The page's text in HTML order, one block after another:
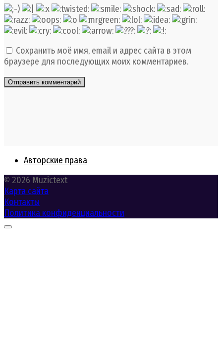
Сохранить моё имя, email и адрес сайта в этом
браузере для последующих моих комментариев.
Авторские права
© 2026 Muzictext
Карта сайта
Контакты
Политика конфиденциальности